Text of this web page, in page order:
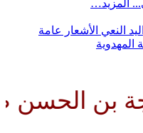
المزيد…
النعي الأشعار
عامة
المهدوية
عليه